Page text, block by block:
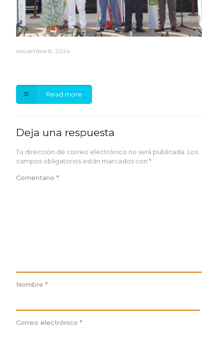
noviembre 8, 2024
Read more
Deja una respuesta
Tu dirección de correo electrónico no será publicada. Los
campos obligatorios están marcados con *
Comentario *
Nombre *
Correo electrónico *